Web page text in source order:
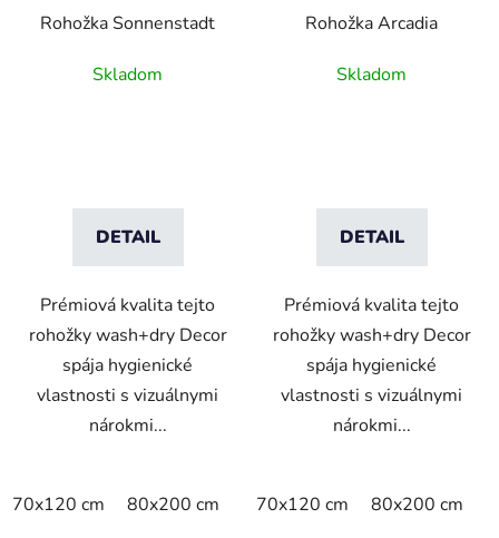
Rohožka Sonnenstadt
Skladom
DETAIL
Prémiová kvalita tejto
rohožky wash+dry Decor
spája hygienické
vlastnosti s vizuálnymi
nárokmi...
70x120 cm 80x200 cm 110x175 cm 140x200 cm
Rohožka Arcadia
Skladom
DETAIL
Prémiová kvalita tejto
rohožky wash+dry Decor
spája hygienické
vlastnosti s vizuálnymi
nárokmi...
70x120 cm 80x200 cm